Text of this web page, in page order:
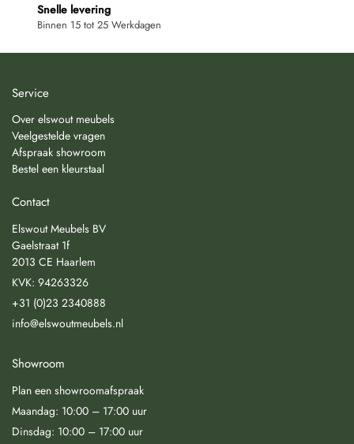
Snelle levering
Binnen 15 tot 25 Werkdagen
Service
Over elswout meubels
Veelgestelde vragen
Afspraak showroom
Bestel een kleurstaal
Contact
Elswout Meubels BV
Gaelstraat 1f
2013 CE Haarlem
KVK: 94263326
+31 (0)23 2340888
info@elswoutmeubels.nl
Showroom
Plan een showroomafspraak
Maandag: 10:00 – 17:00 uur
Dinsdag: 10:00 – 17:00 uur